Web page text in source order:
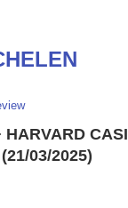
HARVARD
03/2025)